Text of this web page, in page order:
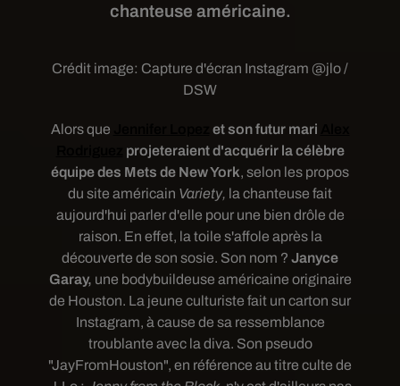
chanteuse américaine.
Crédit image: Capture d'écran Instagram @jlo /
DSW
Alors que et son futur mari
projeteraient d'acquérir la célèbre
équipe des Mets de New York, selon les propos
du site américain Variety, la chanteuse fait
aujourd'hui parler d'elle pour une bien drôle de
raison. En effet, la toile s'affole après la
découverte de son sosie. Son nom ? Janyce
Garay, une bodybuildeuse américaine originaire
de Houston. La jeune culturiste fait un carton sur
Instagram, à cause de sa ressemblance
troublante avec la diva. Son pseudo
"JayFromHouston", en référence au titre culte de